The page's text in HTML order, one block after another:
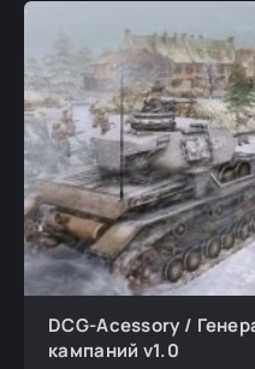
DCG-Acessory /
кампаний v1.0